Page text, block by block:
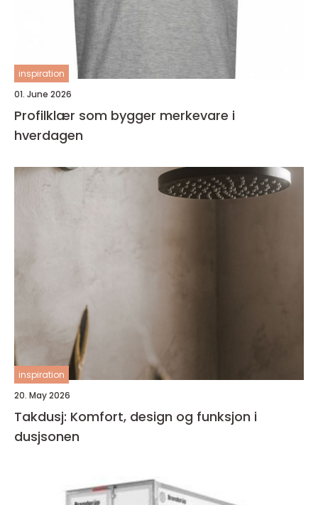
inspiration
01. June 2026
Profilklær som bygger merkevare i
hverdagen
inspiration
20. May 2026
Takdusj: Komfort, design og funksjon i
dusjsonen